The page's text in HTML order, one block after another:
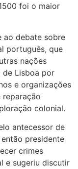
foi o maior
ao debate sobre
português, que
nações
de Lisboa por
e organizações
colonial.
antecessor de
presidente
crimes
e sugeriu discutir